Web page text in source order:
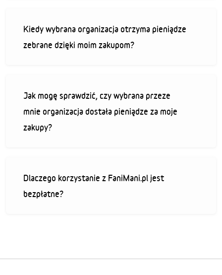
Kiedy wybrana organizacja otrzyma pieniądze
zebrane dzięki moim zakupom?
Jak mogę sprawdzić, czy wybrana przeze
mnie organizacja dostała pieniądze za moje
zakupy?
Dlaczego korzystanie z FaniMani.pl jest
bezpłatne?